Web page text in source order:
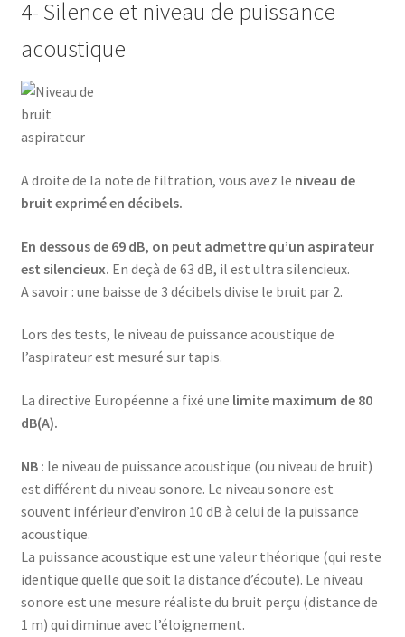
Blender – SHB-3062
Blender avec moulin – SHB-3056
Blender en inox – SHB-3054
Blender XL – KSB-2218
Blog – Flat Masonry
Blog – Large Image
Blog – Small Image
Blog – Tiles Masonry
Bouilloire – SK-7315
Bouilloire – SK-7388
4- Silence et niveau de puissance
acoustique
A droite de la note de filtration, vous avez le niveau de
bruit exprimé en décibels.
En dessous de 69 dB, on peut admettre qu’un aspirateur
est silencieux. En deçà de 63 dB, il est ultra silencieux.
A savoir : une baisse de 3 décibels divise le bruit par 2.
Lors des tests, le niveau de puissance acoustique de
l’aspirateur est mesuré sur tapis.
La directive Européenne a fixé une limite maximum de 80
dB(A).
NB : le niveau de puissance acoustique (ou niveau de bruit)
est différent du niveau sonore. Le niveau sonore est
souvent inférieur d’environ 10 dB à celui de la puissance
acoustique.
La puissance acoustique est une valeur théorique (qui reste
identique quelle que soit la distance d’écoute). Le niveau
sonore est une mesure réaliste du bruit perçu (distance de
1 m) qui diminue avec l’éloignement.